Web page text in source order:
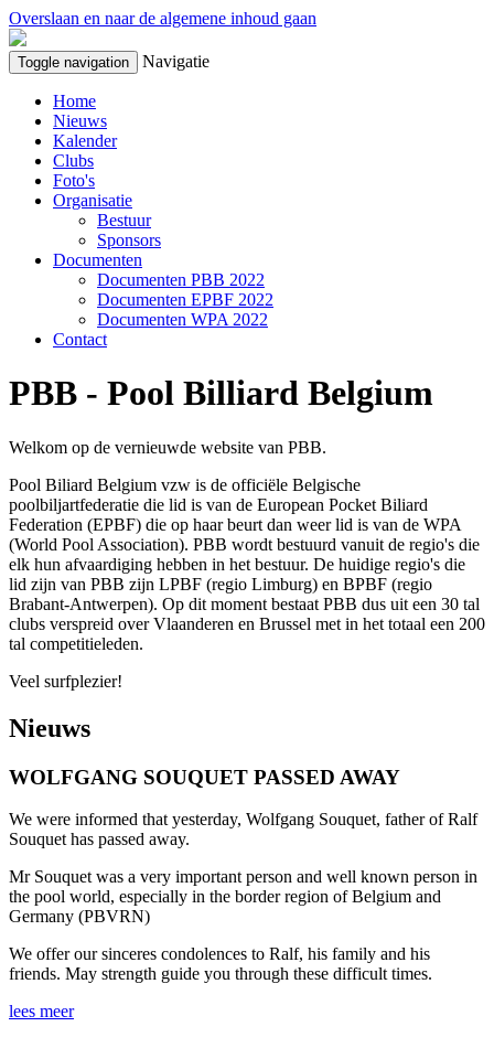
Overslaan en naar de algemene inhoud gaan
Toggle navigation Navigatie
Home
Nieuws
Kalender
Clubs
Foto's
Organisatie
Bestuur
Sponsors
Documenten
Documenten PBB 2022
Documenten EPBF 2022
Documenten WPA 2022
Contact
PBB - Pool Billiard Belgium
Welkom op de vernieuwde website van PBB.
Pool Biliard Belgium vzw is de officiële Belgische
poolbiljartfederatie die lid is van de European Pocket Biliard
Federation (EPBF) die op haar beurt dan weer lid is van de WPA
(World Pool Association). PBB wordt bestuurd vanuit de regio's die
elk hun afvaardiging hebben in het bestuur. De huidige regio's die
lid zijn van PBB zijn LPBF (regio Limburg) en BPBF (regio
Brabant-Antwerpen). Op dit moment bestaat PBB dus uit een 30 tal
clubs verspreid over Vlaanderen en Brussel met in het totaal een 200
tal competitieleden.
Veel surfplezier!
Nieuws
WOLFGANG SOUQUET PASSED AWAY
We were informed that yesterday, Wolfgang Souquet, father of Ralf
Souquet has passed away.
Mr Souquet was a very important person and well known person in
the pool world, especially in the border region of Belgium and
Germany (PBVRN)
We offer our sinceres condolences to Ralf, his family and his
friends. May strength guide you through these difficult times.
lees meer